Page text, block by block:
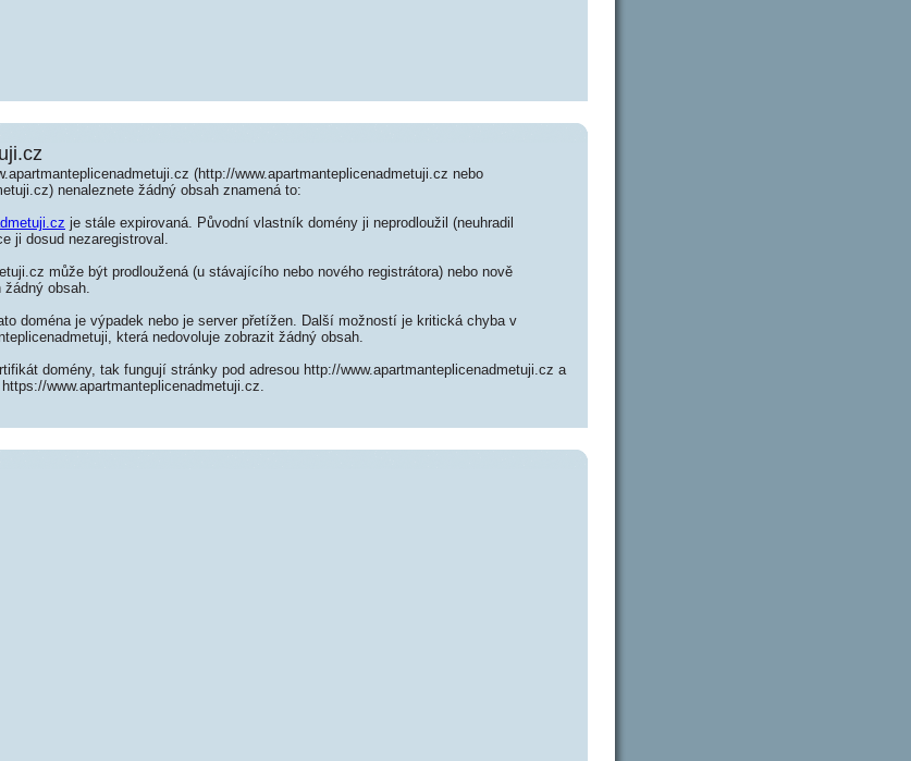
(http://www.apartmanteplicenadmetuji.cz nebo
nenaleznete žádný obsah znamená to:
je stále expirovaná. Původní vlastník domény ji neprodloužil (neuhradil
ji dosud nezaregistroval.
může být prodloužená (u stávajícího nebo nového registrátora) nebo nově
žádný obsah.
doména je výpadek nebo je server přetížen. Další možností je kritická chyba v
která nedovoluje zobrazit žádný obsah.
domény, tak fungují stránky pod adresou http://www.apartmanteplicenadmetuji.cz a
www.apartmanteplicenadmetuji.cz.